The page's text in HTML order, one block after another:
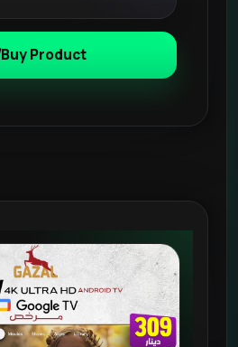
Buy Product